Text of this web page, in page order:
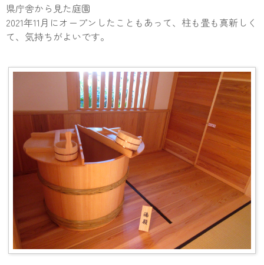
県庁舎から見た庭園
2021年11月にオープンしたこともあって、柱も畳も真新しく
て、気持ちがよいです。